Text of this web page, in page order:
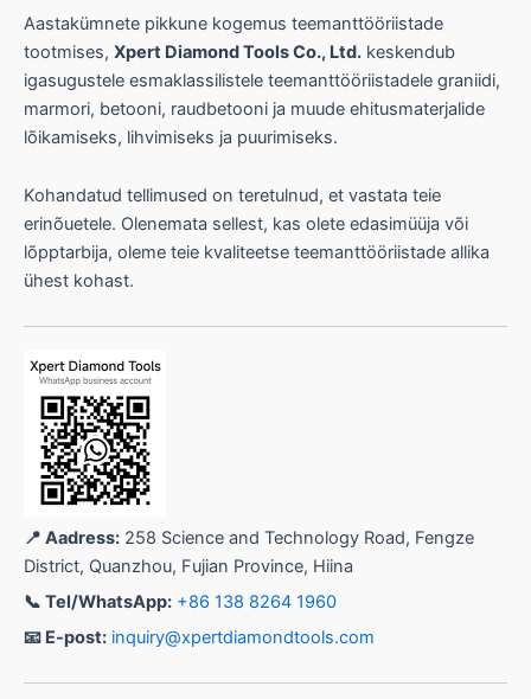
Aastakümnete pikkune kogemus teemanttööriistade
tootmises, Xpert Diamond Tools Co., Ltd. keskendub
igasugustele esmaklassilistele teemanttööriistadele graniidi,
marmori, betooni, raudbetooni ja muude ehitusmaterjalide
lõikamiseks, lihvimiseks ja puurimiseks.
Kohandatud tellimused on teretulnud, et vastata teie
erinõuetele. Olenemata sellest, kas olete edasimüüja või
lõpptarbija, oleme teie kvaliteetse teemanttööriistade allika
ühest kohast.
📍 Aadress: 258 Science and Technology Road, Fengze
District, Quanzhou, Fujian Province, Hiina
📞 Tel/WhatsApp: +86 138 8264 1960
📧 E-post: inquiry@xpertdiamondtools.com